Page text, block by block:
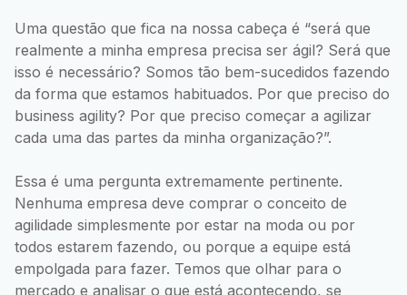
Uma questão que fica na nossa cabeça é “será que
realmente a minha empresa precisa ser ágil? Será que
isso é necessário? Somos tão bem-sucedidos fazendo
da forma que estamos habituados. Por que preciso do
business agility? Por que preciso começar a agilizar
cada uma das partes da minha organização?”.
Essa é uma pergunta extremamente pertinente.
Nenhuma empresa deve comprar o conceito de
agilidade simplesmente por estar na moda ou por
todos estarem fazendo, ou porque a equipe está
empolgada para fazer. Temos que olhar para o
mercado e analisar o que está acontecendo, se